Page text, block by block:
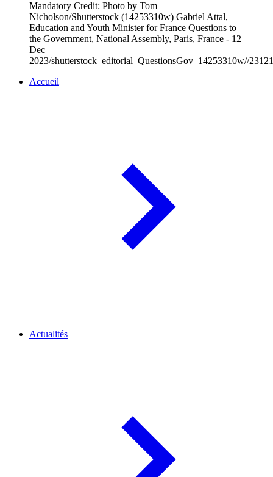
Mandatory Credit: Photo by Tom
Nicholson/Shutterstock (14253310w) Gabriel Attal,
Education and Youth Minister for France Questions to
the Government, National Assembly, Paris, France - 12
Dec
2023/shutterstock_editorial_QuestionsGov_14253310w//
Accueil
Actualités